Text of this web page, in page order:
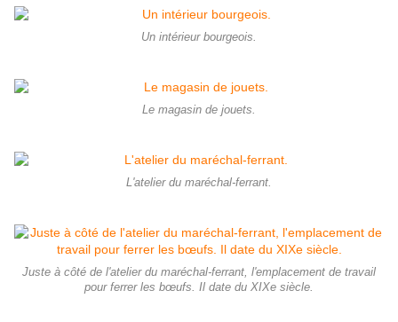
Un intérieur bourgeois.
Le magasin de jouets.
L'atelier du maréchal-ferrant.
Juste à côté de l'atelier du maréchal-ferrant, l'emplacement de travail
pour ferrer les bœufs. Il date du XIXe siècle.